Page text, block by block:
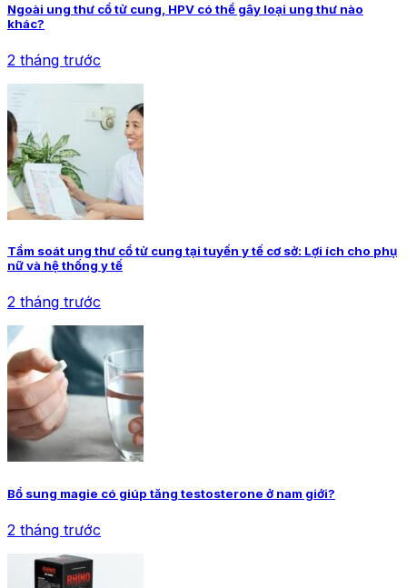
Ngoài ung thư cổ tử cung, HPV có thể gây loại ung thư nào
khác?
2 tháng trước
Tầm soát ung thư cổ tử cung tại tuyến y tế cơ sở: Lợi ích cho phụ
nữ và hệ thống y tế
2 tháng trước
Bổ sung magie có giúp tăng testosterone ở nam giới?
2 tháng trước